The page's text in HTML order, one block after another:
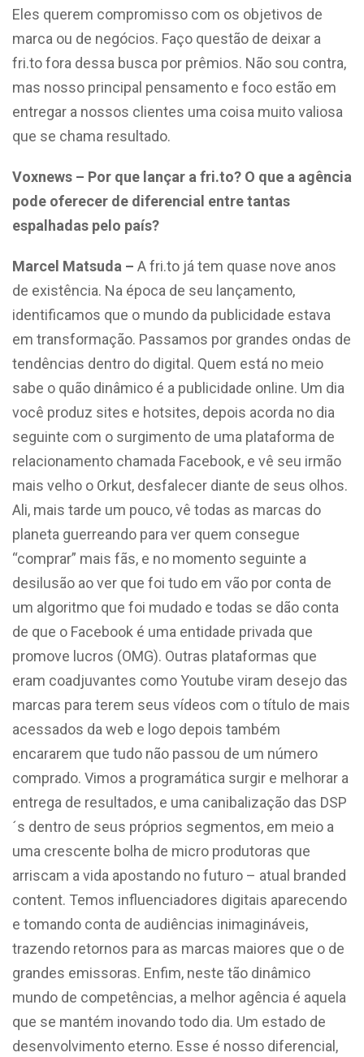
Eles querem compromisso com os objetivos de
marca ou de negócios. Faço questão de deixar a
fri.to fora dessa busca por prêmios. Não sou contra,
mas nosso principal pensamento e foco estão em
entregar a nossos clientes uma coisa muito valiosa
que se chama resultado.
Voxnews – Por que lançar a fri.to? O que a agência
pode oferecer de diferencial entre tantas
espalhadas pelo país?
Marcel Matsuda – A fri.to já tem quase nove anos
de existência. Na época de seu lançamento,
identificamos que o mundo da publicidade estava
em transformação. Passamos por grandes ondas de
tendências dentro do digital. Quem está no meio
sabe o quão dinâmico é a publicidade online. Um dia
você produz sites e hotsites, depois acorda no dia
seguinte com o surgimento de uma plataforma de
relacionamento chamada Facebook, e vê seu irmão
mais velho o Orkut, desfalecer diante de seus olhos.
Ali, mais tarde um pouco, vê todas as marcas do
planeta guerreando para ver quem consegue
“comprar” mais fãs, e no momento seguinte a
desilusão ao ver que foi tudo em vão por conta de
um algoritmo que foi mudado e todas se dão conta
de que o Facebook é uma entidade privada que
promove lucros (OMG). Outras plataformas que
eram coadjuvantes como Youtube viram desejo das
marcas para terem seus vídeos com o título de mais
acessados da web e logo depois também
encararem que tudo não passou de um número
comprado. Vimos a programática surgir e melhorar a
entrega de resultados, e uma canibalização das DSP
´s dentro de seus próprios segmentos, em meio a
uma crescente bolha de micro produtoras que
arriscam a vida apostando no futuro – atual branded
content. Temos influenciadores digitais aparecendo
e tomando conta de audiências inimagináveis,
trazendo retornos para as marcas maiores que o de
grandes emissoras. Enfim, neste tão dinâmico
mundo de competências, a melhor agência é aquela
que se mantém inovando todo dia. Um estado de
desenvolvimento eterno. Esse é nosso diferencial,